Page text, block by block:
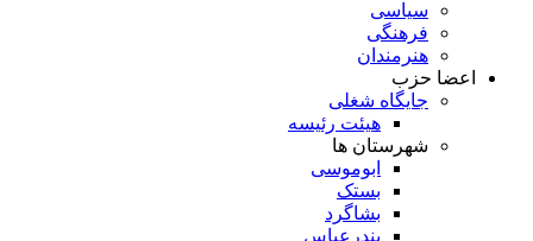
سیاسی
فرهنگی
هنرمندان
اعضا حزب
جایگاه شغلی
هیئت رئیسه
شهرستان ها
ابوموسی
بستک
بشاگرد
بندرعباس